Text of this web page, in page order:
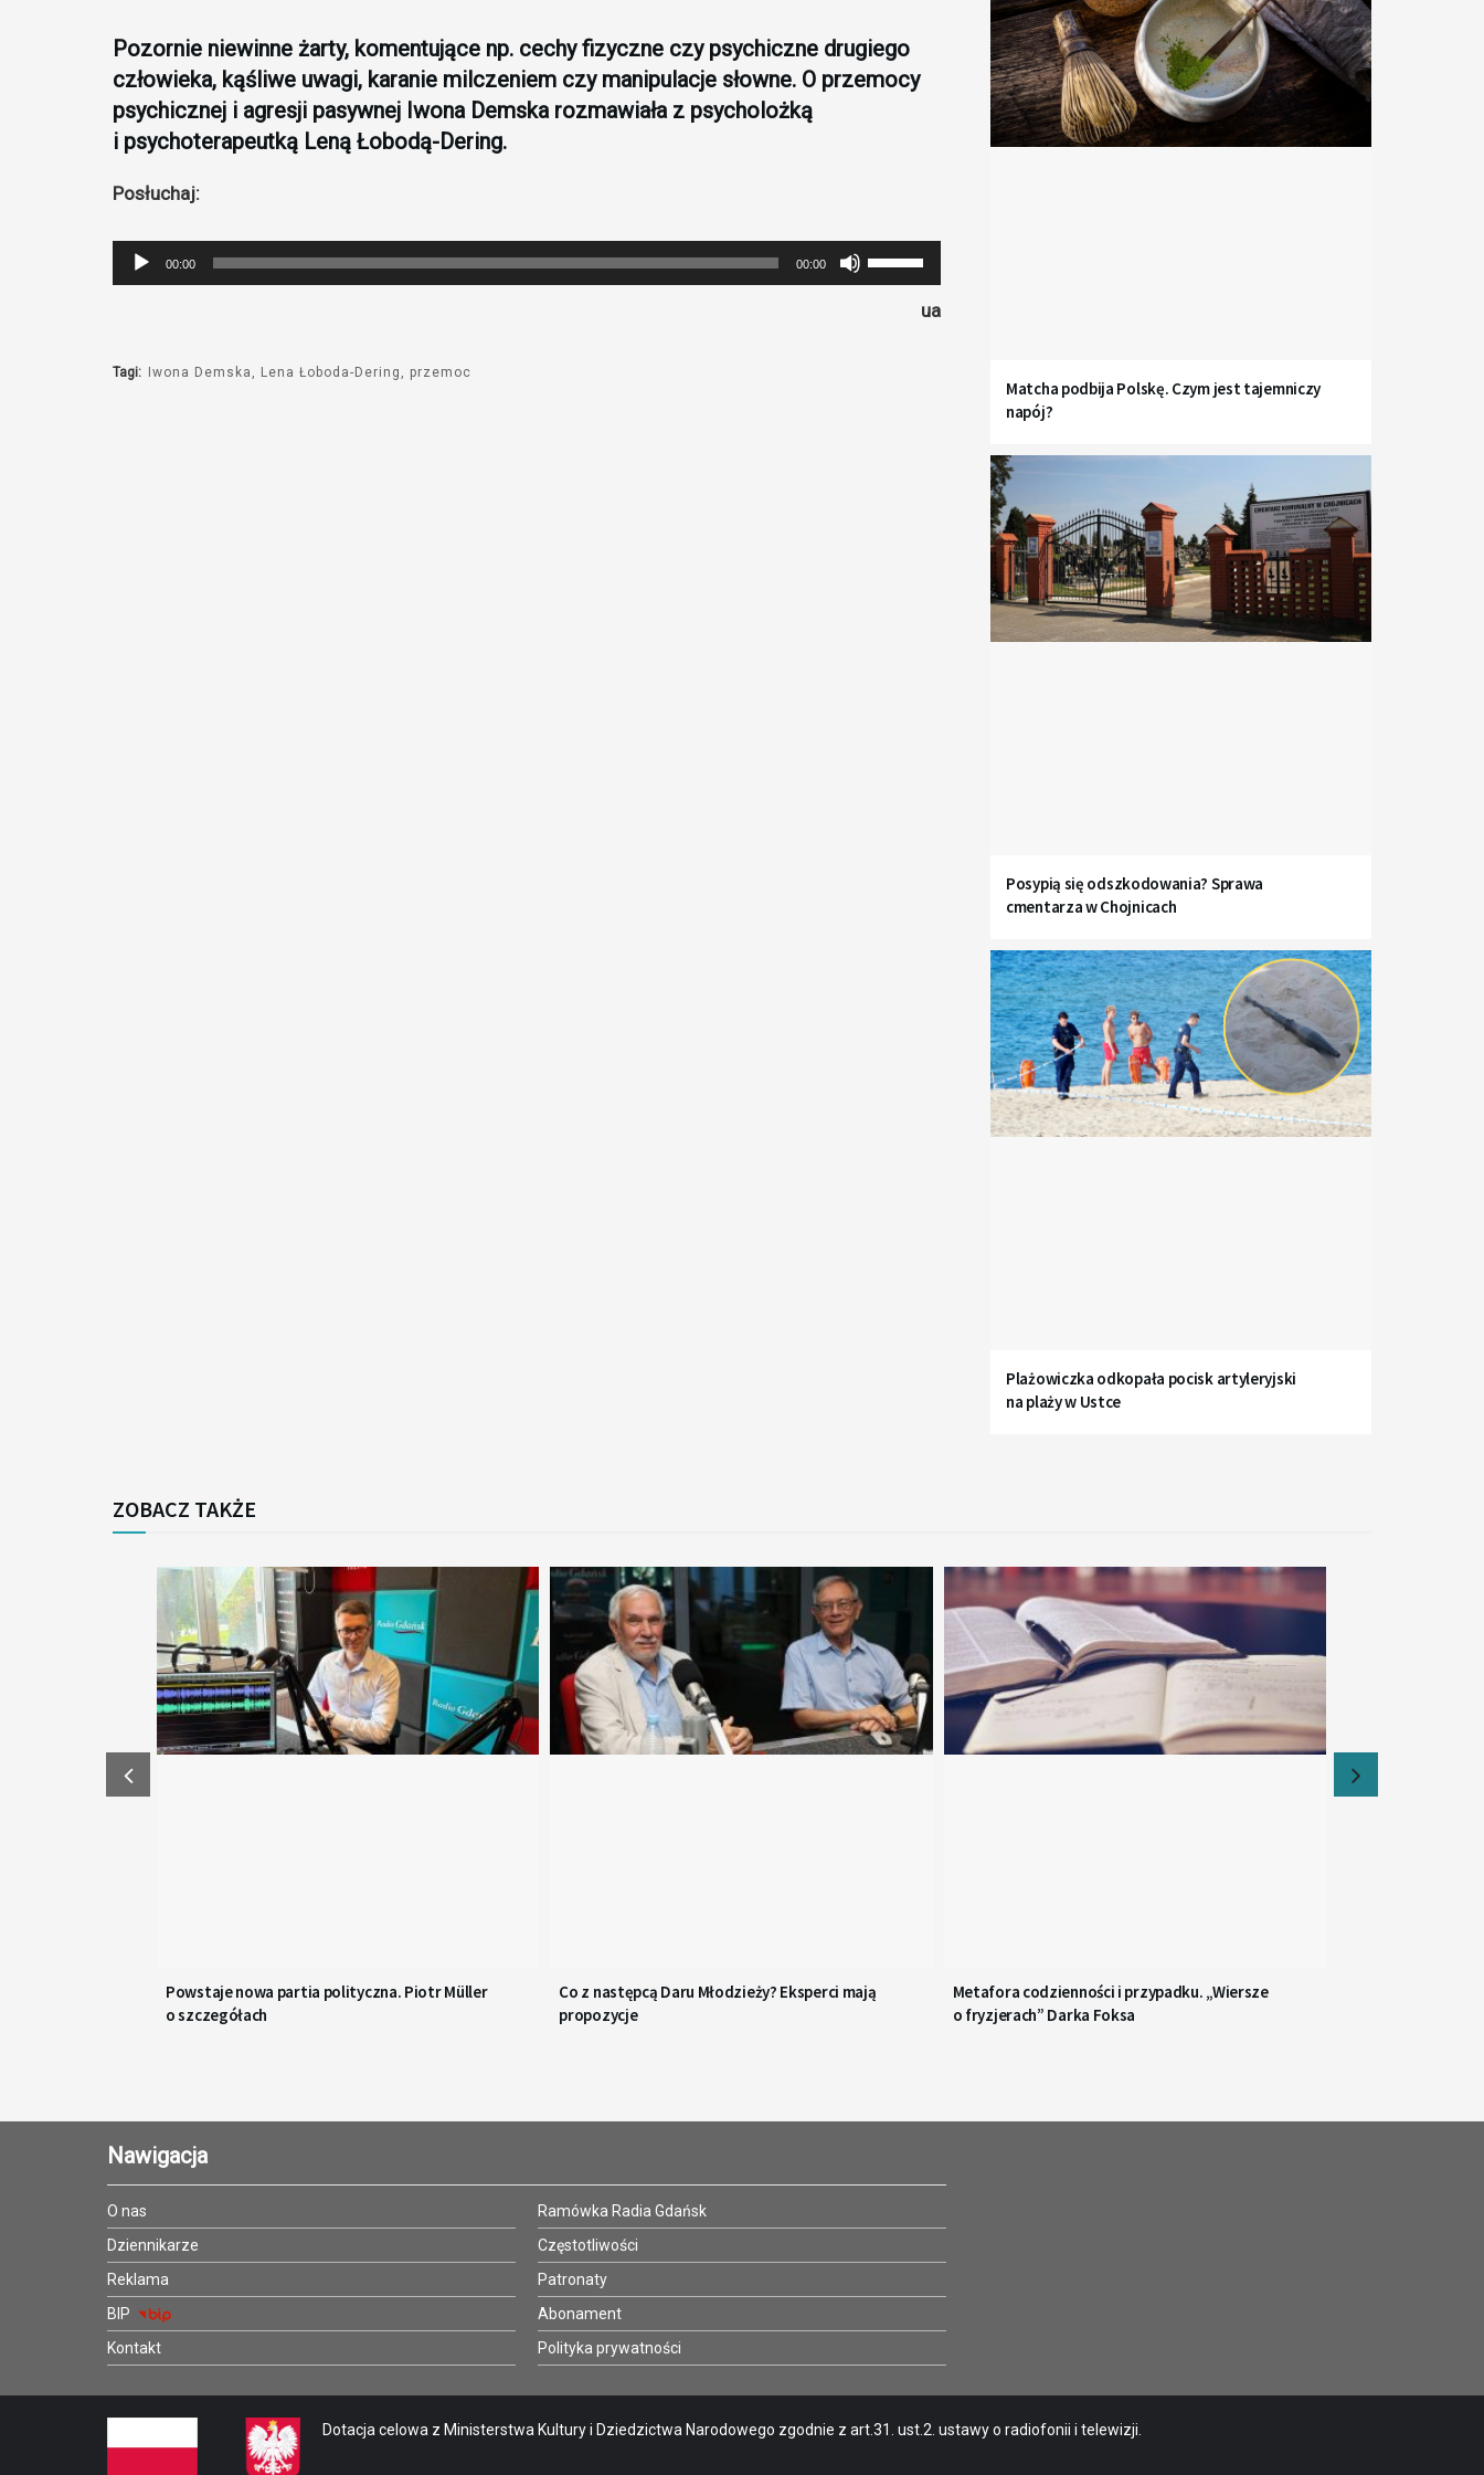
Pozornie niewinne żarty, komentujące np. cechy fizyczne czy psychiczne drugiego
człowieka, kąśliwe uwagi, karanie milczeniem czy manipulacje słowne. O przemocy
psychicznej i agresji pasywnej Iwona Demska rozmawiała z psycholożką
i psychoterapeutką Leną Łobodą-Dering.
Posłuchaj:
Odtwarzacz
plików
00:00 00:00
strzałek
ua
Tagi: Iwona Demska Lena Łoboda-Dering przemoc
Matcha podbija Polskę. Czym jest tajemniczy
napój?
Posypią się odszkodowania? Sprawa
cmentarza w Chojnicach
Plażowiczka odkopała pocisk artyleryjski
na plaży w Ustce
ZOBACZ TAKŻE
Powstaje nowa partia polityczna. Piotr Müller
o szczegółach
Co z następcą Daru Młodzieży? Eksperci mają
propozycje
Metafora codzienności i przypadku. „Wiersze
o fryzjerach” Darka Foksa
Nawigacja
O nas
Dziennikarze
Reklama
BIP
Kontakt
Ramówka Radia Gdańsk
Częstotliwości
Patronaty
Abonament
Polityka prywatności
Dotacja celowa z Ministerstwa Kultury i Dziedzictwa Narodowego zgodnie z art.31. ust.2. ustawy o radiofonii i telewizji.